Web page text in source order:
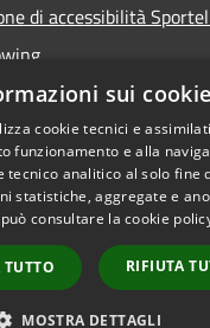
di accessibilità
Copyright ©
Carimate
sui cookie
cookie tecnici e
funzionamento e alla
tecnico analitico al solo fine
statistiche, aggregate e
consultare la cookie
TUTTO RIFIUTA
MOSTRA DETTAGLI